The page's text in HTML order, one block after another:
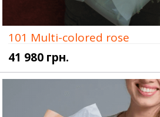
101 Multi-colored rose
41 980 грн.